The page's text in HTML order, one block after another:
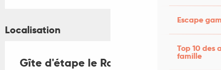
Escape
Top 10 des
famille
Localisation
Gîte d'étape le Roy de Naples